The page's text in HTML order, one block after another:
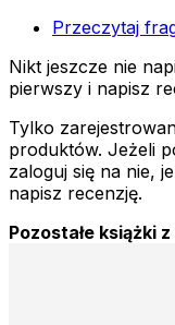
Przeczytaj
Nikt jeszcze nie
pierwszy i napisz
Tylko
produktów. Jeżeli
zaloguj się na nie,
napisz recenzję.
Pozostałe książki